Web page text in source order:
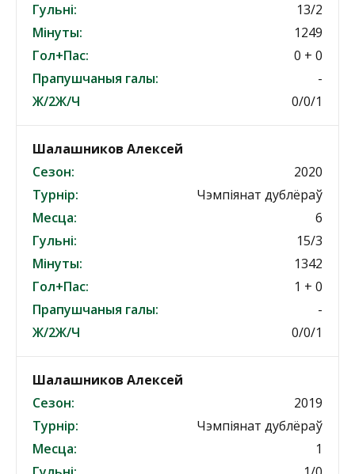
Гульні:
13/2
Мінуты:
1249
Гол+Пас:
0 + 0
Прапушчаныя галы:
-
Ж/2Ж/Ч
0/0/1
Шалашников Алексей
Сезон:
2020
Турнір:
Чэмпіянат дублёраў
Месца:
6
Гульні:
15/3
Мінуты:
1342
Гол+Пас:
1 + 0
Прапушчаныя галы:
-
Ж/2Ж/Ч
0/0/1
Шалашников Алексей
Сезон:
2019
Турнір:
Чэмпіянат дублёраў
Месца:
1